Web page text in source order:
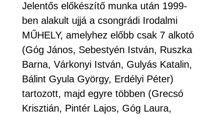
Jelentős előkészítő munka után 1999-
ben alakult ujjá a csongrádi Irodalmi
MŰHELY, amelyhez előbb csak 7 alkotó
(Góg János, Sebestyén István, Ruszka
Barna, Várkonyi István, Gulyás Katalin,
Bálint Gyula György, Erdélyi Péter)
tartozott, majd egyre többen (Grecsó
Krisztián, Pintér Lajos, Góg Laura,